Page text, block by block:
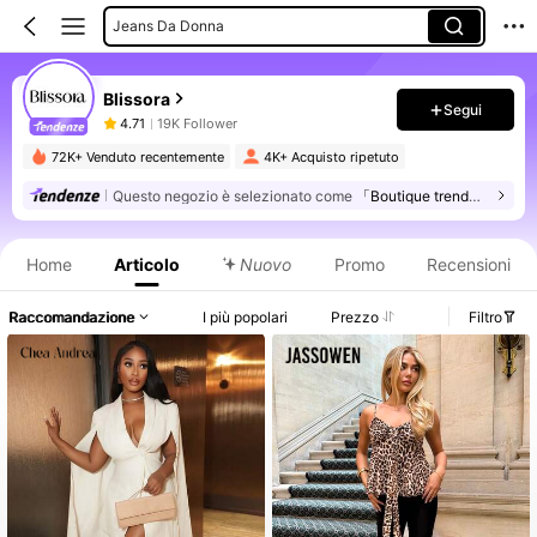
Jeans Da Donna
Tops Da Donna
Blissora
4.71 19K Follower
Segui
72K+ Venduto recentemente 4K+ Acquisto ripetuto
Questo negozio è selezionato come 「Boutique trendy」
Home Articolo Nuovo Promo Recensioni
Raccomandazione I più popolari Prezzo Filtro